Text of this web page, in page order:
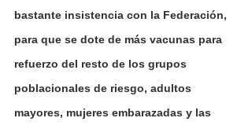
bastante insistencia con la Federación,
para que se dote de más vacunas para
refuerzo del resto de los grupos
poblacionales de riesgo, adultos
mayores, mujeres embarazadas y las